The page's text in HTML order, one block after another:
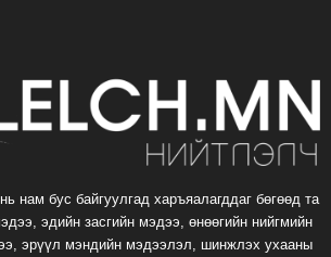
нам бус байгуулгад харъяалагддаг бөгөөд та
эдийн засгийн мэдээ, өнөөгийн нийгмийн
эрүүл мэндийн мэдээлэл, шинжлэх ухааны